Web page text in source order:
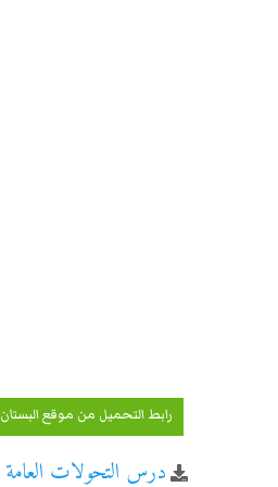
رابط التحميل من موقع البستان
درس التحولات العامة